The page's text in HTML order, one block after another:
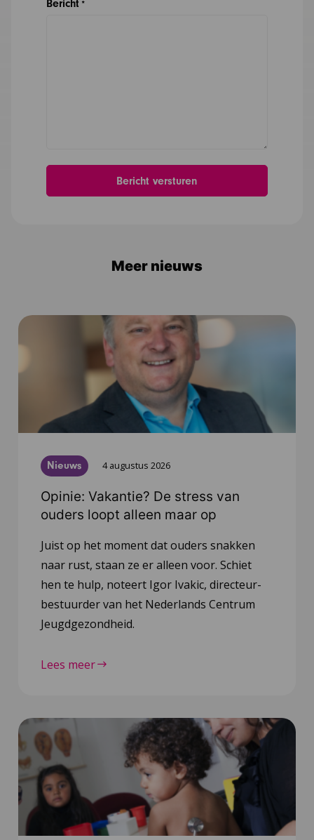
Bericht *
Meer nieuws
Nieuws 4 augustus 2026
Opinie: Vakantie? De stress van
ouders loopt alleen maar op
Juist op het moment dat ouders snakken
naar rust, staan ze er alleen voor. Schiet
hen te hulp, noteert Igor Ivakic, directeur-
bestuurder van het Nederlands Centrum
Jeugdgezondheid.
Lees meer